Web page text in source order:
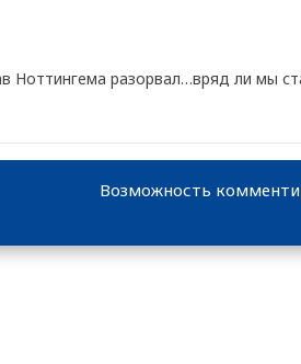
Ноттингема разорвал…вряд ли мы
Возможность